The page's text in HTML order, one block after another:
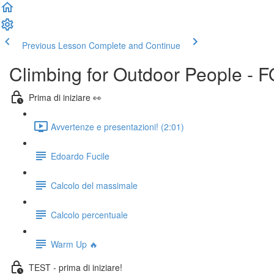
Previous Lesson Complete and Continue
Climbing for Outdoor People -
Prima di iniziare 👀
Avvertenze e presentazioni! (2:01)
Edoardo Fucile
Calcolo del massimale
Calcolo percentuale
Warm Up 🔥
TEST - prima di iniziare!